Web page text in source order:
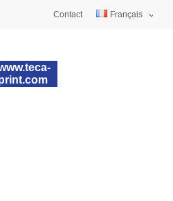
Contact Français